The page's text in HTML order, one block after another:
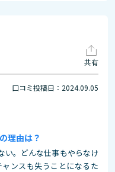
共有
口コミ投稿日：2024.09.05
理由は？
い。どんな仕事もやらなけ
ンスも失うことになるた